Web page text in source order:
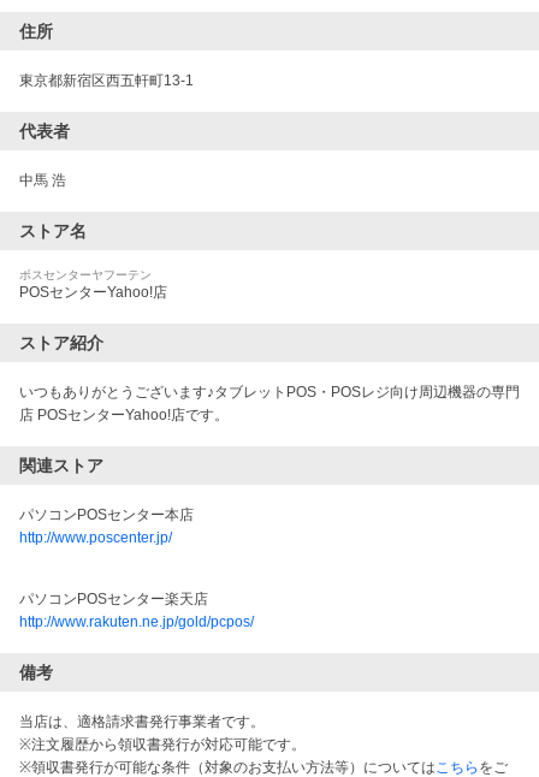
住所
東京都新宿区西五軒町13-1
代表者
中馬 浩
ストア名
ポスセンターヤフーテン
POSセンターYahoo!店
ストア紹介
いつもありがとうございます♪タブレットPOS・POSレジ向け周辺機器の専門
店 POSセンターYahoo!店です。
関連ストア
パソコンPOSセンター本店
http://www.poscenter.jp/
パソコンPOSセンター楽天店
http://www.rakuten.ne.jp/gold/pcpos/
備考
当店は、適格請求書発行事業者です。
※注文履歴から領収書発行が対応可能です。
※領収書発行が可能な条件（対象のお支払い方法等）については こちら をご